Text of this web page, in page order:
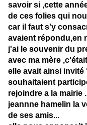
savoir si ,cette
de ces folies qui
car il faut s'y
avaient répondu,en
j'ai le souvenir du
avec ma mère
elle avait ainsi
souhaitaient
rejoindre a la mairie
jeannne hamelin la
de ses amis...